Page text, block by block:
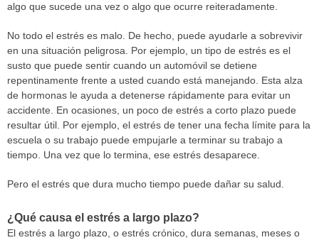
algo que sucede una vez o algo que ocurre reiteradamente.
No todo el estrés es malo. De hecho, puede ayudarle a sobrevivir
en una situación peligrosa. Por ejemplo, un tipo de estrés es el
susto que puede sentir cuando un automóvil se detiene
repentinamente frente a usted cuando está manejando. Esta alza
de hormonas le ayuda a detenerse rápidamente para evitar un
accidente. En ocasiones, un poco de estrés a corto plazo puede
resultar útil. Por ejemplo, el estrés de tener una fecha límite para la
escuela o su trabajo puede empujarle a terminar su trabajo a
tiempo. Una vez que lo termina, ese estrés desaparece.
Pero el estrés que dura mucho tiempo puede dañar su salud.
¿Qué causa el estrés a largo plazo?
El estrés a largo plazo, o estrés crónico, dura semanas, meses o